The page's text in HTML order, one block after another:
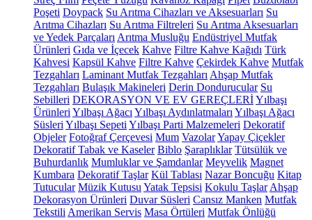
Poşeti Doypack Su Arıtma Cihazları ve Aksesuarları Su
Arıtma Cihazları Su Arıtma Filtreleri Su Arıtma Aksesuarları
ve Yedek Parçaları Arıtma Musluğu Endüstriyel Mutfak
Ürünleri Gıda ve İçecek Kahve Filtre Kahve Kağıdı Türk
Kahvesi Kapsül Kahve Filtre Kahve Çekirdek Kahve Mutfak
Tezgahları Laminant Mutfak Tezgahları Ahşap Mutfak
Tezgahları Bulaşık Makineleri Derin Dondurucular Su
Sebilleri DEKORASYON VE EV GEREÇLERİYılbaşı
Ürünleri Yılbaşı Ağacı Yılbaşı Aydınlatmaları Yılbaşı Ağacı
Süsleri Yılbaşı Sepeti Yılbaşı Parti Malzemeleri Dekoratif
Objeler Fotoğraf Çerçevesi Mum VazolarYapay Çiçekler
Dekoratif Tabak ve Kaseler Biblo Şaraplıklar Tütsülük ve
Buhurdanlık Mumluklar ve Şamdanlar Meyvelik Magnet
Kumbara Dekoratif Taşlar Kül Tablası Nazar Boncuğu Kitap
Tutucular Müzik Kutusu Yatak Tepsisi Kokulu Taşlar Ahşap
Dekorasyon Ürünleri Duvar Süsleri Cansız Manken Mutfak
Tekstili Amerikan Servis Masa Örtüleri Mutfak Önlüğü